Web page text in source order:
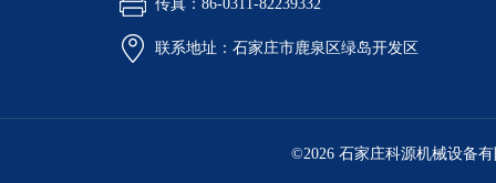
传真：86-0311-82239332
联系地址：石家庄市鹿泉区绿岛开发区
©2026 石家庄科源机械设备